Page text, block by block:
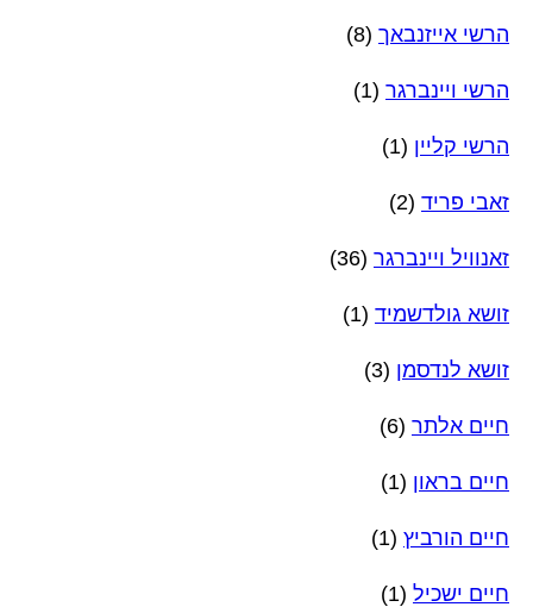
הרשי אייזנבאך (8)
הרשי ויינברגר (1)
הרשי קליין (1)
זאבי פריד (2)
זאנוויל ויינברגר (36)
זושא גולדשמיד (1)
זושא לנדסמן (3)
חיים אלתר (6)
חיים בראון (1)
חיים הורביץ (1)
חיים ישכיל (1)